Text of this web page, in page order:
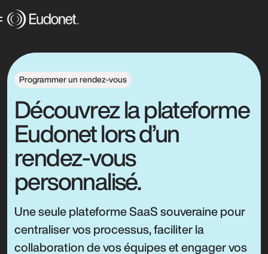
Programmer un rendez-vous
Découvrez la plateforme
Eudonet lors d’un
rendez-vous
personnalisé.
Une seule plateforme SaaS souveraine pour
centraliser vos processus, faciliter la
collaboration de vos équipes et engager vos